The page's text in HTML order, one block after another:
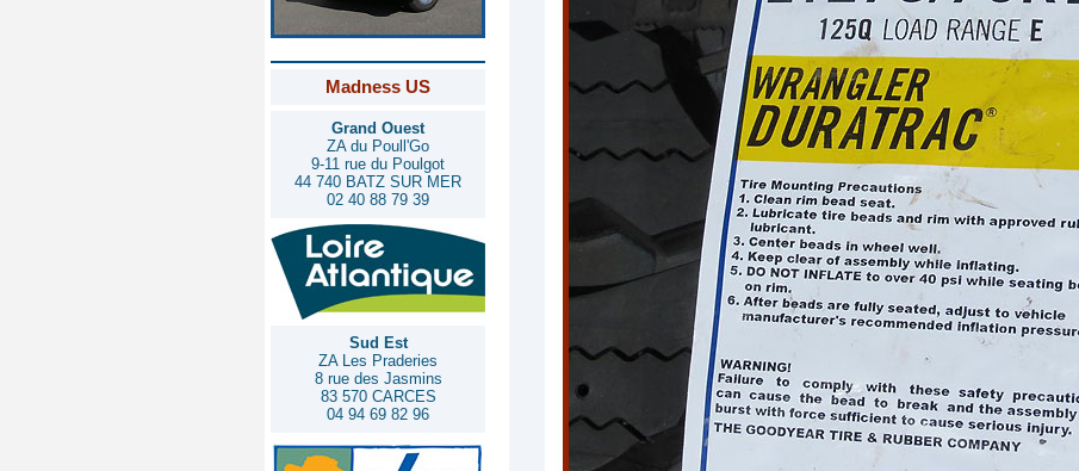
Madness US
Grand Ouest
ZA du Poull'Go
9-11 rue du Poulgot
44 740 BATZ SUR MER
02 40 88 79 39
Sud Est
ZA Les Praderies
8 rue des Jasmins
83 570 CARCES
04 94 69 82 96